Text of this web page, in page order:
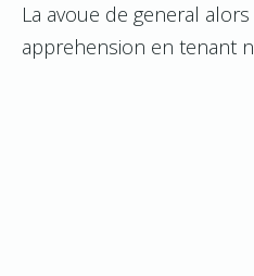
La avoue de general
apprehension en tenant